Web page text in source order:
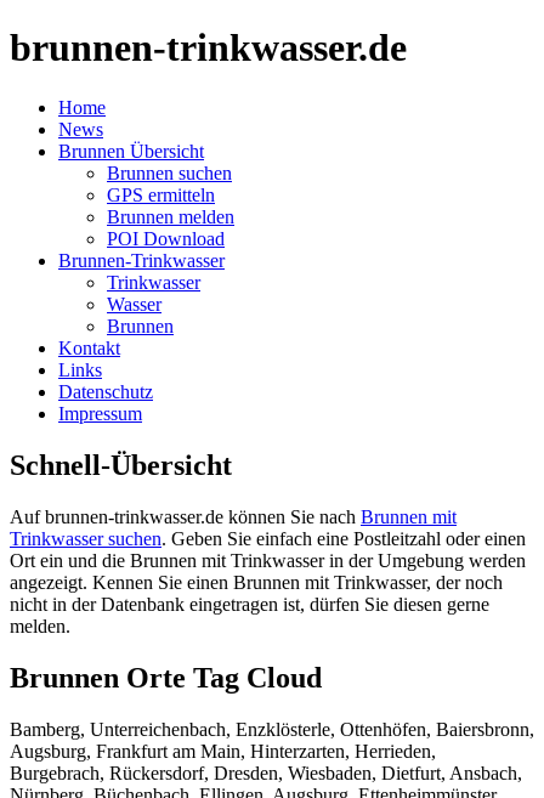
brunnen-trinkwasser.de
Home
News
Brunnen Übersicht
Brunnen suchen
GPS ermitteln
Brunnen melden
POI Download
Brunnen-Trinkwasser
Trinkwasser
Wasser
Brunnen
Kontakt
Links
Datenschutz
Impressum
Schnell-Übersicht
Auf brunnen-trinkwasser.de können Sie nach Brunnen mit
Trinkwasser suchen. Geben Sie einfach eine Postleitzahl oder einen
Ort ein und die Brunnen mit Trinkwasser in der Umgebung werden
angezeigt. Kennen Sie einen Brunnen mit Trinkwasser, der noch
nicht in der Datenbank eingetragen ist, dürfen Sie diesen gerne
melden.
Brunnen Orte Tag Cloud
Bamberg, Unterreichenbach, Enzklösterle, Ottenhöfen, Baiersbronn,
Augsburg, Frankfurt am Main, Hinterzarten, Herrieden,
Burgebrach, Rückersdorf, Dresden, Wiesbaden, Dietfurt, Ansbach,